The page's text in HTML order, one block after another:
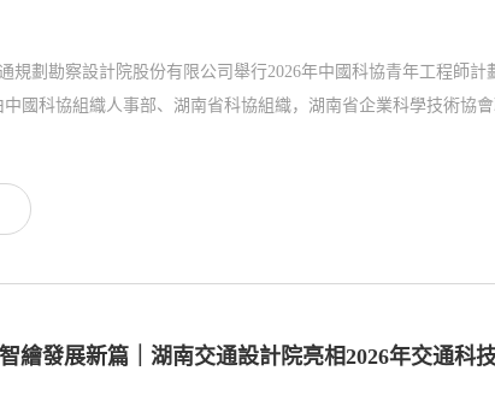
規劃勘察設計院股份有限公司舉行2026年中國科協青年工程師
國科協組織人事部、湖南省科協組織，湖南省企業科學技術協
繪發展新篇｜湖南交通設計院亮相2026年交通科